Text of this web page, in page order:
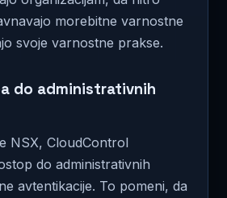
morebitne varnostne
svoje varnostne prakse.
do administrativnih
NSX, CloudControl
do administrativnih
avtentikacije. To pomeni, da